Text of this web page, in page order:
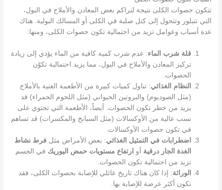
تتكون حصوات الكلى نتيجة لتراكم بعض المعادن والأملاح في البول،
التي تتبلور وتتحول إلى كتل صلبة في الكلى أو المسالك البولية. هناك
عدة أسباب وعوامل تزيد من احتمالية تكون حصوات الكلى، ومنها:
قلة شرب الماء: عدم شرب كمية كافية من الماء يؤدي إلى زيادة
تركيز المعادن والأملاح في البول، مما يزيد احتمالية تكوّن
الحصوات.
النظام الغذائي: تناول كميات كبيرة من الأطعمة الغنية بالأملاح
(مثل الصوديوم) والبروتين الحيواني (مثل اللحوم الحمراء) قد
يزيد من خطر تكون الحصوات. أيضاً، الأطعمة التي تحتوي على
نسب عالية من الأوكسالات (مثل السبانخ والمكسرات) قد تساهم
في تكون حصوات الأوكسالات.
اضطرابات في التمثيل الغذائي: بعض الأمراض مثلفرط نشاط
الغدة الجار درقية أو ارتفاع مستويات حمض اليوريك في الجسم
تزيد من احتمالية تكون الحصوات.
الوراثة: إذا كان هناك تاريخ عائلي للإصابة بحصوات الكلى، فقد
تكون أكثر عرضة للإصابة بها.